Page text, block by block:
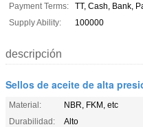
Payment Terms:
TT, Cash, Bank,
Supply Ability:
100000
descripción
Sellos de aceite de alta
Material:
NBR, FKM, etc
Durabilidad:
Alto